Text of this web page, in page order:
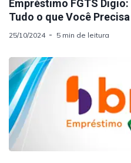
Empréstimo FGTS
Tudo o que Você
25/10/2024 5 min de leitura